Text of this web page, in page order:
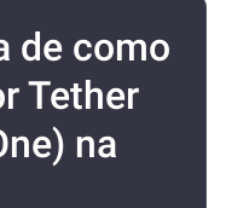
de como
Tether
na